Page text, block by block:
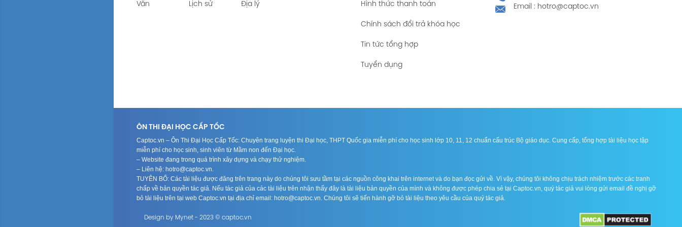
Bài 4: VĂN BẢN THÔNG TIN
soạn văn 10 Tập 2 Cánh
Văn Lịch sử Địa lý Hình thức thanh toán
Chính sách đổi trả khóa học
Tin tức tổng hợp
Tuyển dụng
Email : hotro@captoc.vn
ÔN THI ĐẠI HỌC CẤP TỐC
Captoc.vn – Ôn Thi Đại Học Cấp Tốc: Chuyên trang luyện thi Đại học, THPT Quốc gia miễn phí cho học sinh lớp 10, 11, 12 chuẩn cấu trúc Bộ giáo dục. Cung cấp, tổng hợp tài liệu học tập
miễn phí cho học sinh, sinh viên từ Mầm non đến Đại học.
– Website đang trong quá trình xây dựng và chạy thử nghiệm.
– Liên hệ: hotro@captoc.vn.
TUYÊN BỐ: Các tài liệu được đăng trên trang này do chúng tôi sưu tầm tại các nguồn công khai trên internet và do bạn đọc gửi về. Vì vậy, chúng tôi không chịu trách nhiệm trước các tranh
chấp về bản quyền tác giả. Nếu tác giả của các tài liệu trên nhận thấy đây là tài liệu bản quyền của mình và không được phép chia sẻ tại Captoc.vn, quý tác giả vui lòng gửi email đề nghị gỡ
bỏ tài liệu trên tại web Captoc.vn tại địa chỉ email: hotro@captoc.vn. Chúng tôi sẽ tiến hành gỡ bỏ tài liệu theo yêu cầu của quý tác giả.
Design by Mynet - 2023 © captoc.vn